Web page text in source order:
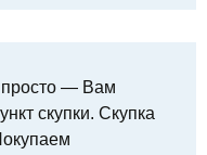
просто — Вам
скупки. Скупка